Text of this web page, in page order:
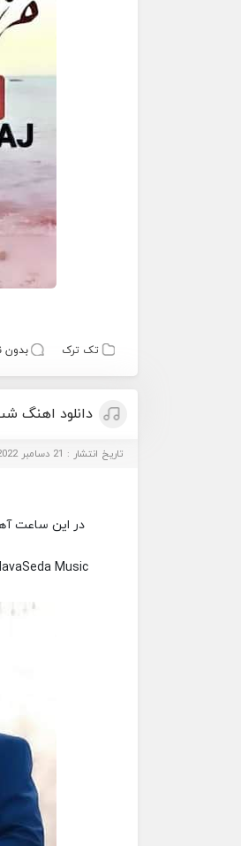
تک ترک بدون
دانلود اهنگ
تاریخ انتشار : 21 دسامبر 2022
در این ساعت
Music